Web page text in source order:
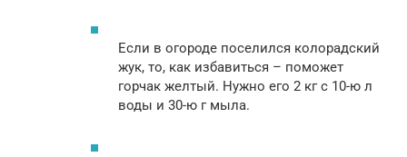
Если в огороде поселился колорадский
жук, то, как избавиться – поможет
горчак желтый. Нужно его 2 кг с 10-ю л
воды и 30-ю г мыла.